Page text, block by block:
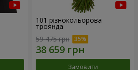
101 різнокольорова
троянда
59 475 грн
Замовити